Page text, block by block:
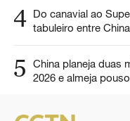
4 Do canavial ao
tabuleiro entre
5
China planeja duas
2026 e almeja